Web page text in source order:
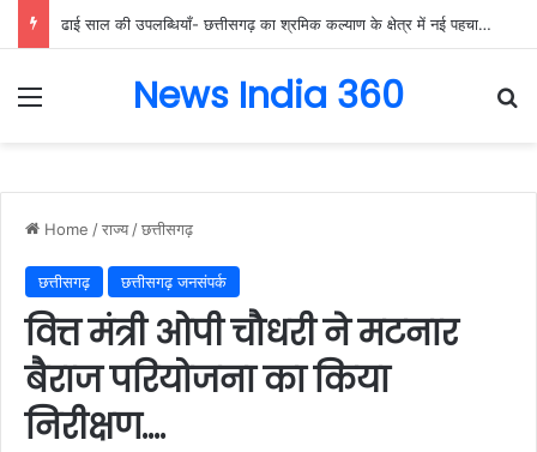
ढाई साल की उपलब्धियाँ- छत्तीसगढ़ का श्रमिक कल्याण के क्षेत्र में नई पहचान, श्रमिकों के सामाजिक और आर्थिक सशक्तिकरण को सर्वाेच्च प्राथमिकता…
Menu News India 360
Home /राज्य /छत्तीसगढ़
छत्तीसगढ़ छत्तीसगढ़ जनसंपर्क
वित्त मंत्री ओपी चौधरी ने मटनार
बैराज परियोजना का किया
निरीक्षण….